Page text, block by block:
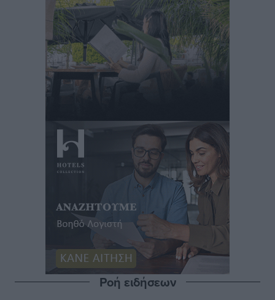
Ροή ειδήσεων